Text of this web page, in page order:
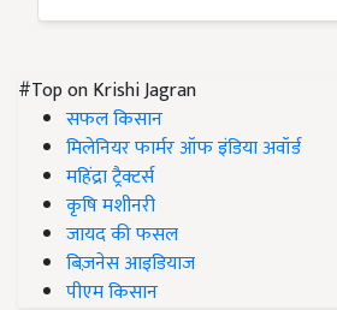
#Top on Krishi Jagran
सफल किसान
मिलेनियर फार्मर ऑफ इंडिया अवॉर्ड
महिंद्रा ट्रैक्टर्स
कृषि मशीनरी
जायद की फसल
बिज़नेस आइडियाज
पीएम किसान